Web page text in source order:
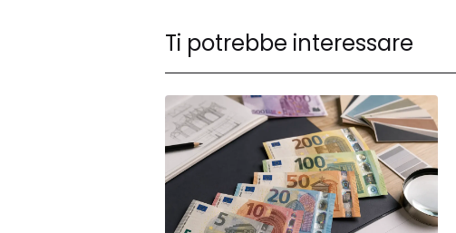
Ti potrebbe interessare